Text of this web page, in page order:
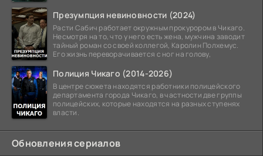
Презумпция невиновности (2024)
Расти Сабич работает окружным прокурором в Чикаго.
Несмотря на то, что у него есть жена, мужчина заводит
тайный роман со своей коллегой, Каролин Полхемус.
Его жизнь переворачивается с ног на голову,
Полиция Чикаго (2014-2026)
В центре сюжета находятся работники полицейского
департамента города Чикаго, в частности две группы
полицейских, которые находятся на разных ступенях
власти.
Обновления сериалов